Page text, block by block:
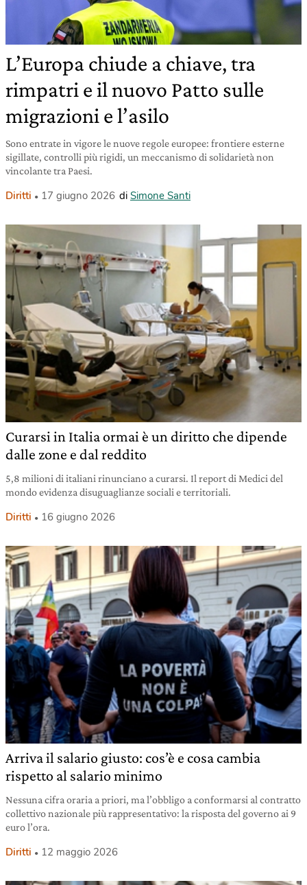
L’Europa chiude a chiave, tra
rimpatri e il nuovo Patto sulle
migrazioni e l’asilo
Sono entrate in vigore le nuove regole europee: frontiere esterne
sigillate, controlli più rigidi, un meccanismo di solidarietà non
vincolante tra Paesi.
Diritti 17 giugno 2026 di Simone Santi
Curarsi in Italia ormai è un diritto che dipende
dalle zone e dal reddito
5,8 milioni di italiani rinunciano a curarsi. Il report di Medici del
mondo evidenza disuguaglianze sociali e territoriali.
Diritti 16 giugno 2026
Arriva il salario giusto: cos’è e cosa cambia
rispetto al salario minimo
Nessuna cifra oraria a priori, ma l’obbligo a conformarsi al contratto
collettivo nazionale più rappresentativo: la risposta del governo ai 9
euro l’ora.
Diritti 12 maggio 2026